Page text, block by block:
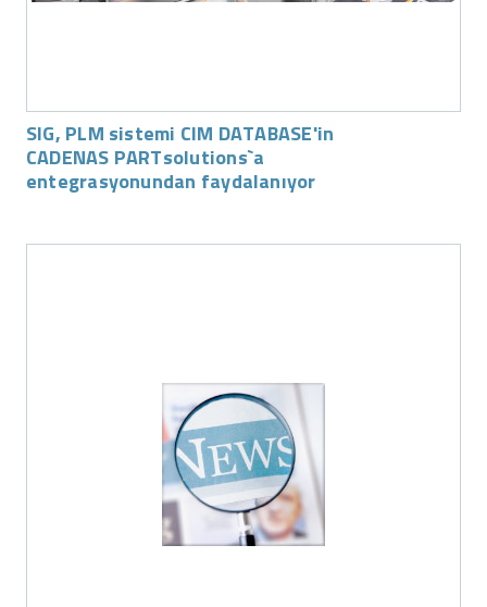
SIG, PLM sistemi CIM DATABASE'in
CADENAS PARTsolutions`a
entegrasyonundan faydalanıyor